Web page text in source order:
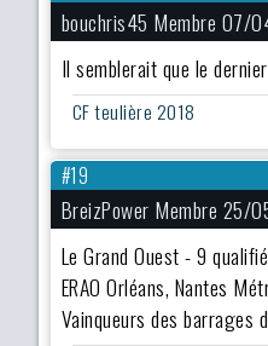
bouchris45 Membre 07/
Il semblerait que le
CF teulière 2018
#19
BreizPower Membre 25/
Le Grand Ouest - 9
ERAO Orléans, Nantes
Vainqueurs des barrages